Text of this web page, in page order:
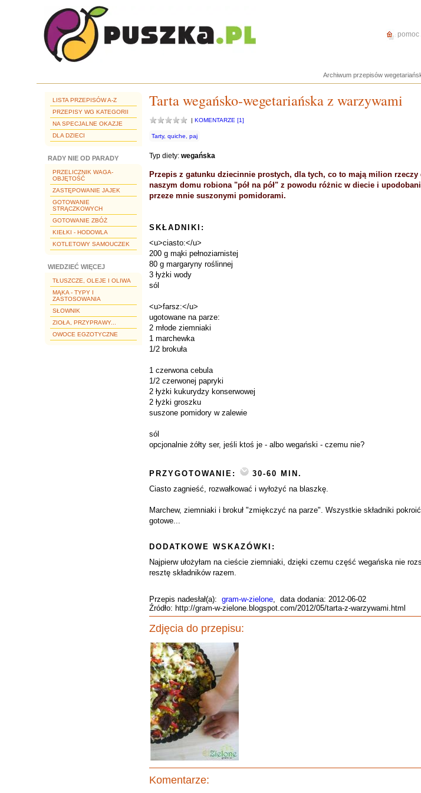
pomoc
Archiwum przepisów
LISTA PRZEPISÓW A-Z
PRZEPISY WG KATEGORII
NA SPECJALNE OKAZJE
DLA DZIECI
RADY NIE OD PARADY
PRZELICZNIK WAGA-
OBJĘTOŚĆ
ZASTĘPOWANIE JAJEK
GOTOWANIE
STRĄCZKOWYCH
GOTOWANIE ZBÓŻ
KIEŁKI - HODOWLA
KOTLETOWY SAMOUCZEK
WIEDZIEĆ WIĘCEJ
TŁUSZCZE, OLEJE I OLIWA
MĄKA - TYPY I
ZASTOSOWANIA
SŁOWNIK
ZIOŁA, PRZYPRAWY...
OWOCE EGZOTYCZNE
Tarta wegańsko-wegetariańska z warzywami
| KOMENTARZE [1]
Tarty, quiche, paj
Typ diety: wegańska
Przepis z gatunku dziecinnie prostych, dla tych, co to mają milion
naszym domu robiona "pół na pół" z powodu różnic w diecie i
przeze mnie suszonymi pomidorami.
SKŁADNIKI:
<u>ciasto:</u>
200 g mąki pełnoziarnistej
80 g margaryny roślinnej
3 łyżki wody
sól
<u>farsz:</u>
ugotowane na parze:
2 młode ziemniaki
1 marchewka
1/2 brokuła
1 czerwona cebula
1/2 czerwonej papryki
2 łyżki kukurydzy konserwowej
2 łyżki groszku
suszone pomidory w zalewie
sól
opcjonalnie żółty ser, jeśli ktoś je - albo wegański - czemu nie?
PRZYGOTOWANIE:
30-60 MIN.
Ciasto zagnieść, rozwałkować i wyłożyć na blaszkę.
Marchew, ziemniaki i brokuł "zmiękczyć na parze". Wszystkie składniki
gotowe...
DODATKOWE WSKAZÓWKI:
Najpierw ułożyłam na cieście ziemniaki, dzięki czemu część wegańska nie
resztę składników razem.
Przepis nadesłał(a): gram-w-zielone, data dodania: 2012-06-02
Źródło: http://gram-w-zielone.blogspot.com/2012/05/tarta-z-warzywami.html
Zdjęcia do przepisu:
Komentarze: